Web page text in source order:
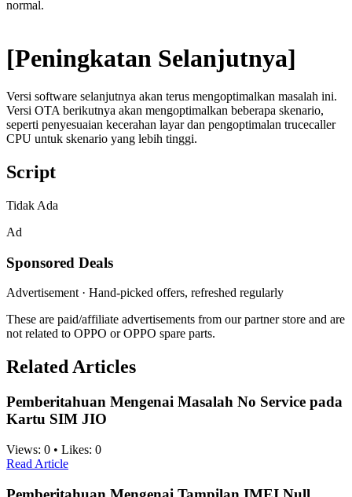
normal.
[Peningkatan Selanjutnya]
Versi software selanjutnya akan terus mengoptimalkan masalah ini.
Versi OTA berikutnya akan mengoptimalkan beberapa skenario,
seperti penyesuaian kecerahan layar dan pengoptimalan trucecaller
CPU untuk skenario yang lebih tinggi.
Script
Tidak Ada
Ad
Sponsored Deals
Advertisement · Hand-picked offers, refreshed regularly
These are paid/affiliate advertisements from our partner store and are
not related to OPPO or OPPO spare parts.
Related Articles
Pemberitahuan Mengenai Masalah No Service pada
Kartu SIM JIO
Views: 0 • Likes: 0
Read Article